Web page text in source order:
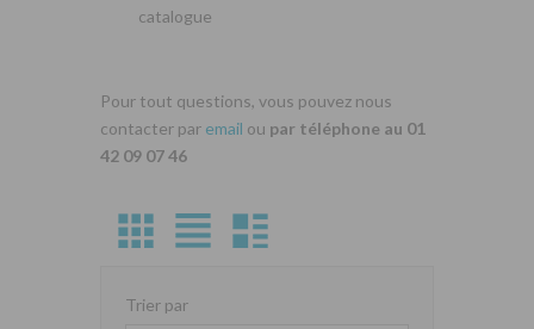
catalogue
Pour tout questions, vous pouvez nous
contacter par email ou par téléphone au 01
42 09 07 46
Trier par